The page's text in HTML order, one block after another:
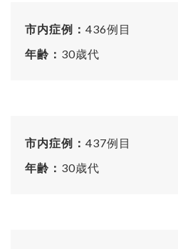
市内症例： 436例目
年齢： 30歳代
市内症例： 437例目
年齢： 30歳代